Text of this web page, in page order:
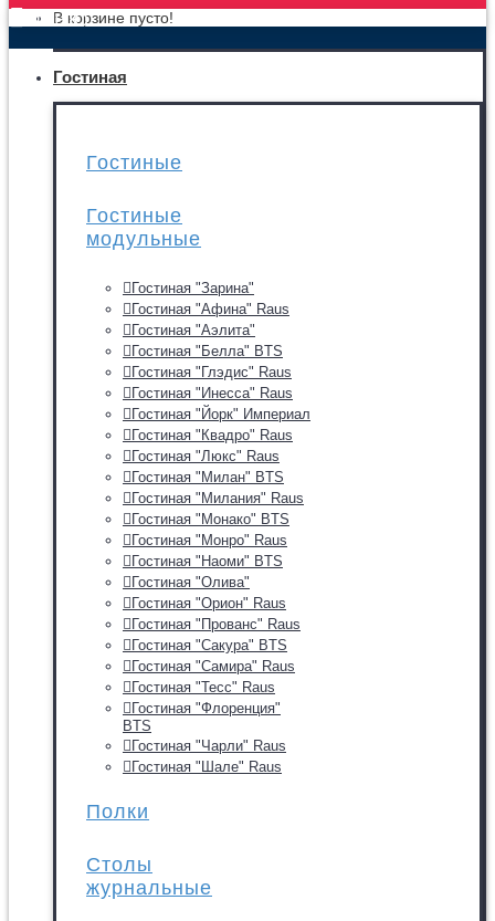
В корзине пусто!
МЕНЮ
Гостиная
Гостиные
Гостиные
модульные
Гостиная "Зарина"
Гостиная "Афина" Raus
Гостиная "Аэлита"
Гостиная "Белла" BTS
Гостиная "Глэдис" Raus
Гостиная "Инесса" Raus
Гостиная "Йорк" Империал
Гостиная "Квадро" Raus
Гостиная "Люкс" Raus
Гостиная "Милан" BTS
Гостиная "Милания" Raus
Гостиная "Монако" BTS
Гостиная "Монро" Raus
Гостиная "Наоми" BTS
Гостиная "Олива"
Гостиная "Орион" Raus
Гостиная "Прованс" Raus
Гостиная "Сакура" BTS
Гостиная "Самира" Raus
Гостиная "Тесс" Raus
Гостиная "Флоренция"
BTS
Гостиная "Чарли" Raus
Гостиная "Шале" Raus
Полки
Столы
журнальные